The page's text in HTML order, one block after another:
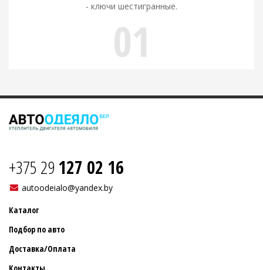
- ключи шестигранные.
01
+375 29127 02 16
autoodeialo@yandex.by
Каталог
Подбор по авто
Доставка/Оплата